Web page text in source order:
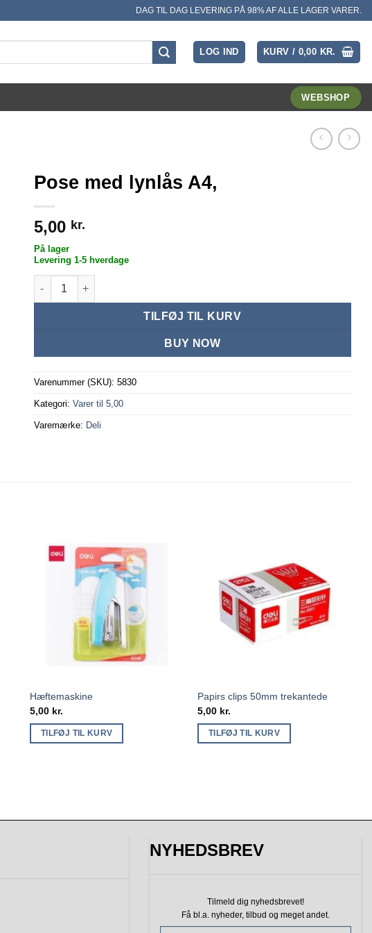
DAG TIL DAG LEVERING PÅ 98% AF ALLE LAGER VARER.
LOG IND KURV / 0,00 KR.
WEBSHOP
Pose med lynlås A4,
5,00 kr.
På lager
Levering 1-5 hverdage
Pose med lynlås A4, antal
TILFØJ TIL KURV
BUY NOW
Varenummer (SKU): 5830
Kategori: Varer til 5,00
Varemærke: Deli
Hæftemaskine
5,00 kr.
TILFØJ TIL KURV
Papirs clips 50mm trekantede
5,00 kr.
TILFØJ TIL KURV
NYHEDSBREV
Tilmeld dig nyhedsbrevet!
Få bl.a. nyheder, tilbud og meget andet.